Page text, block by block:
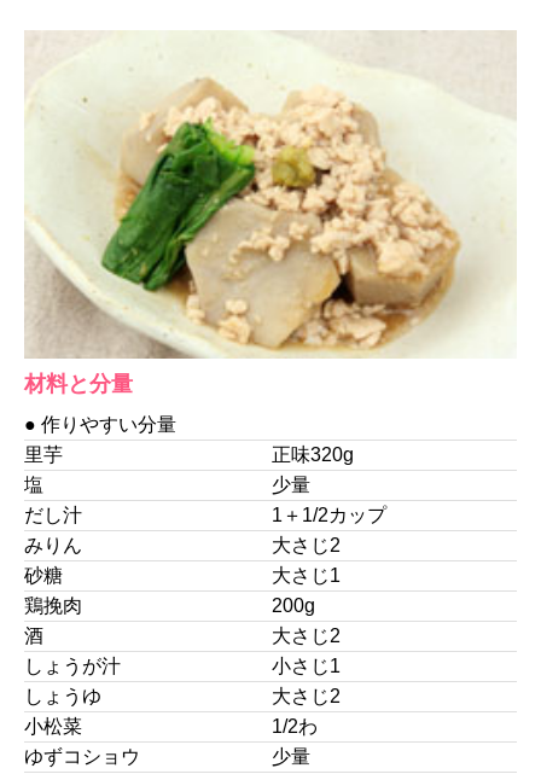
材料と分量
● 作りやすい分量
里芋
正味320g
塩
少量
だし汁
1＋1/2カップ
みりん
大さじ2
砂糖
大さじ1
鶏挽肉
200g
酒
大さじ2
しょうが汁
小さじ1
しょうゆ
大さじ2
小松菜
1/2わ
ゆずコショウ
少量